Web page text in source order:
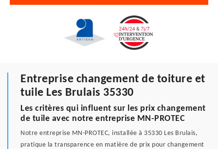
Entreprise changement de toiture et
tuile Les Brulais 35330
Les critères qui influent sur les prix changement
de tuile avec notre entreprise MN-PROTEC
Notre entreprise MN-PROTEC, installée à 35330 Les Brulais,
pratique la transparence en matière de prix pour changement